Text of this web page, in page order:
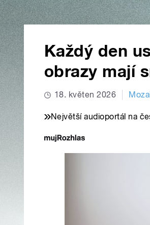
Každý den
obrazy mají
18. květen 2026
Největší audioportál na